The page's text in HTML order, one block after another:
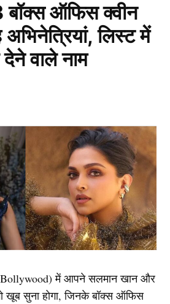
4 टेस्ट सीरीज में लगातार हराया
दो बार कंगारुओं को घर में घुसकर चित
चेतेश्वर पुजारा (Cheteshwar
दिया। दाएं हाथ के बल्लेबाज ने
खेले 11 टेस्ट मैचों में 47.28 की औसत
3 शतक और 5 अर्धशतक भी शामिल
दौरे के लिए टीम इंडिया में जगह
Next Article
बॉक्स ऑफिस क्वीन
लिस्ट में
वाले नाम
Bollywood)में आपने सलमान खान और
खूब सुना होगा, जिनके बॉक्स ऑफिस